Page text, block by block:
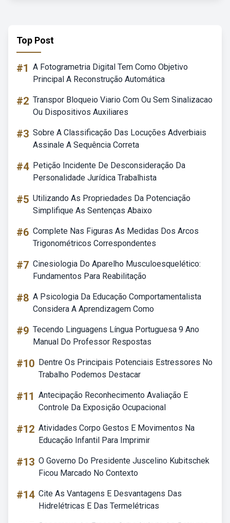
Top Post
#1 A Fotogrametria Digital Tem Como Objetivo
Principal A Reconstrução Automática
#2 Transpor Bloqueio Viario Com Ou Sem Sinalizacao
Ou Dispositivos Auxiliares
#3 Sobre A Classificação Das Locuções Adverbiais
Assinale A Sequência Correta
#4 Petição Incidente De Desconsideração Da
Personalidade Jurídica Trabalhista
#5 Utilizando As Propriedades Da Potenciação
Simplifique As Sentenças Abaixo
#6 Complete Nas Figuras As Medidas Dos Arcos
Trigonométricos Correspondentes
#7 Cinesiologia Do Aparelho Musculoesquelético:
Fundamentos Para Reabilitação
#8 A Psicologia Da Educação Comportamentalista
Considera A Aprendizagem Como
#9 Tecendo Linguagens Língua Portuguesa 9 Ano
Manual Do Professor Respostas
#10 Dentre Os Principais Potenciais Estressores No
Trabalho Podemos Destacar
#11 Antecipação Reconhecimento Avaliação E
Controle Da Exposição Ocupacional
#12 Atividades Corpo Gestos E Movimentos Na
Educação Infantil Para Imprimir
#13 O Governo Do Presidente Juscelino Kubitschek
Ficou Marcado No Contexto
#14 Cite As Vantagens E Desvantagens Das
Hidrelétricas E Das Termelétricas